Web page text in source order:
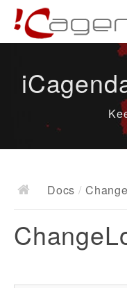
News
Docs
Documentation
Docs /